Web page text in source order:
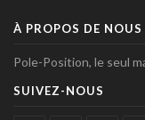
À PROPOS DE NOUS
Pole-Position, le seul
SUIVEZ-NOUS